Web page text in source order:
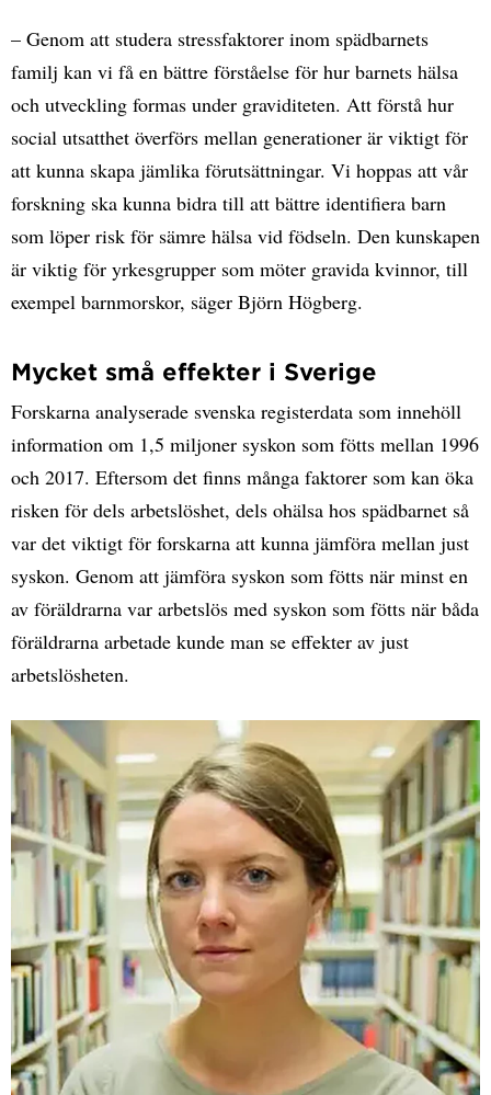
– Genom att studera stressfaktorer inom spädbarnets
familj kan vi få en bättre förståelse för hur barnets hälsa
och utveckling formas under graviditeten. Att förstå hur
social utsatthet överförs mellan generationer är viktigt för
att kunna skapa jämlika förutsättningar. Vi hoppas att vår
forskning ska kunna bidra till att bättre identifiera barn
som löper risk för sämre hälsa vid födseln. Den kunskapen
är viktig för yrkesgrupper som möter gravida kvinnor, till
exempel barnmorskor, säger Björn Högberg.
Mycket små effekter i Sverige
Forskarna analyserade svenska registerdata som innehöll
information om 1,5 miljoner syskon som fötts mellan 1996
och 2017. Eftersom det finns många faktorer som kan öka
risken för dels arbetslöshet, dels ohälsa hos spädbarnet så
var det viktigt för forskarna att kunna jämföra mellan just
syskon. Genom att jämföra syskon som fötts när minst en
av föräldrarna var arbetslös med syskon som fötts när båda
föräldrarna arbetade kunde man se effekter av just
arbetslösheten.